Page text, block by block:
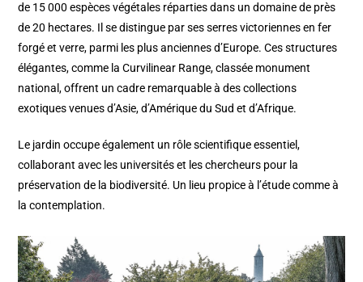
de 15 000 espèces végétales réparties dans un domaine de près
de 20 hectares. Il se distingue par ses serres victoriennes en fer
forgé et verre, parmi les plus anciennes d’Europe. Ces structures
élégantes, comme la Curvilinear Range, classée monument
national, offrent un cadre remarquable à des collections
exotiques venues d’Asie, d’Amérique du Sud et d’Afrique.
Le jardin occupe également un rôle scientifique essentiel,
collaborant avec les universités et les chercheurs pour la
préservation de la biodiversité. Un lieu propice à l’étude comme à
la contemplation.